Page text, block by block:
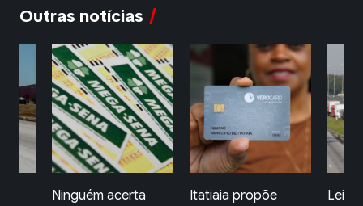
Outras notícias
Itatiaia propõe
Lei garante frete